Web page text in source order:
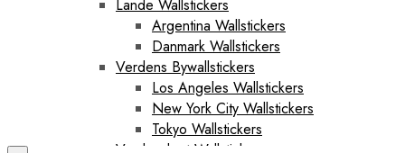
Lande Wallstickers
Argentina Wallstickers
Danmark Wallstickers
Verdens Bywallstickers
Los Angeles Wallstickers
New York City Wallstickers
Tokyo Wallstickers